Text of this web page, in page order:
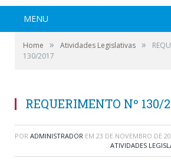
MENU
Home » Atividades Legislativas »
130/2017
REQUERIMENTO Nº 130/
POR ADMINISTRADOR EM 23 DE NOVEMBRO DE
ATIVIDADES